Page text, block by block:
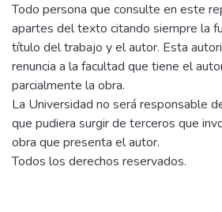
Todo persona que consulte en este
apartes del texto citando siempre la
título del trabajo y el autor. Esta
renuncia a la facultad que tiene el
parcialmente la obra.
La Universidad no será responsable
que pudiera surgir de terceros que
obra que presenta el autor.
Todos los derechos reservados.